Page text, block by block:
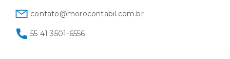
contato@morocontabil.com.br
55 41 3501-6556